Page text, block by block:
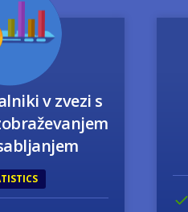
v zvezi s